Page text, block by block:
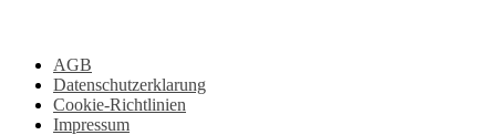
AGB
Datenschutzerklarung
Cookie-Richtlinien
Impressum